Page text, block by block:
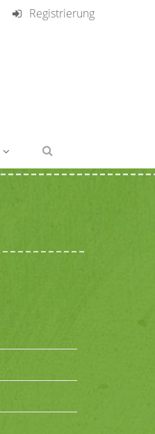
Registrierung